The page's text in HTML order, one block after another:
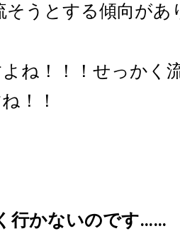
そうとする傾向があ
ね！！！せっかく
！！
行かないのです……